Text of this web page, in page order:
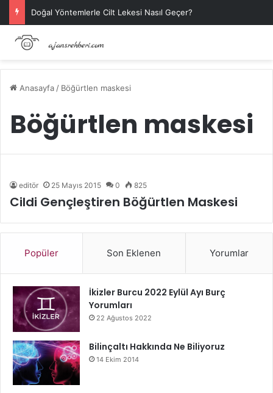
Doğal Yöntemlerle Cilt Lekesi Nasıl Geçer?
Anasayfa / Böğürtlen maskesi
Böğürtlen maskesi
editör 25 Mayıs 2015 0 825
Cildi Gençleştiren Böğürtlen Maskesi
Popüler Son Eklenen Yorumlar
İkizler Burcu 2022 Eylül Ayı Burç
Yorumları
22 Ağustos 2022
Bilinçaltı Hakkında Ne Biliyoruz
14 Ekim 2014